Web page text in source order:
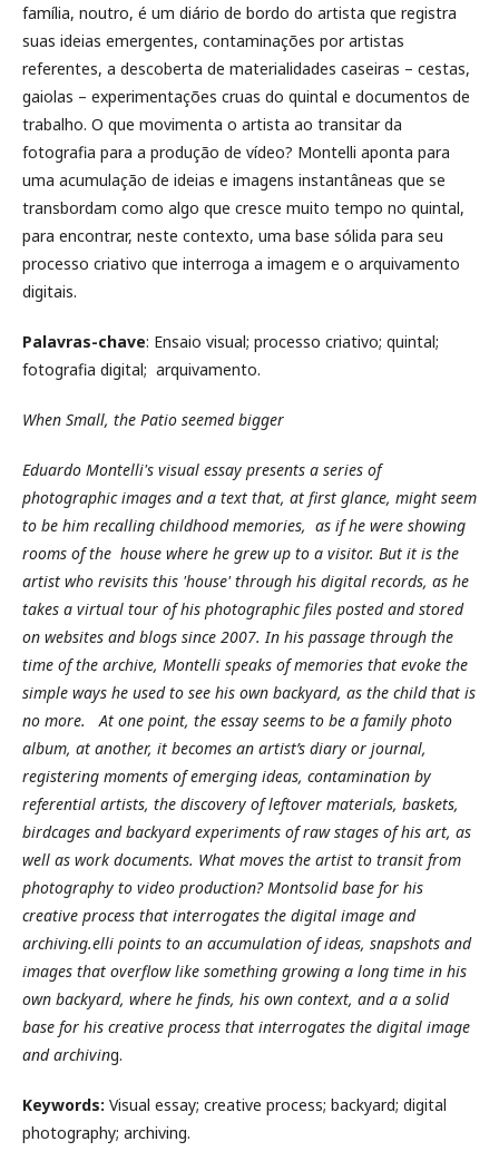
família, noutro, é um diário de bordo do artista que registra
suas ideias emergentes, contaminações por artistas
referentes, a descoberta de materialidades caseiras – cestas,
gaiolas – experimentações cruas do quintal e documentos de
trabalho. O que movimenta o artista ao transitar da
fotografia para a produção de vídeo? Montelli aponta para
uma acumulação de ideias e imagens instantâneas que se
transbordam como algo que cresce muito tempo no quintal,
para encontrar, neste contexto, uma base sólida para seu
processo criativo que interroga a imagem e o arquivamento
digitais.
Palavras-chave: Ensaio visual; processo criativo; quintal;
fotografia digital; arquivamento.
When Small, the Patio seemed bigger
Eduardo Montelli's visual essay presents a series of
photographic images and a text that, at first glance, might seem
to be him recalling childhood memories, as if he were showing
rooms of the house where he grew up to a visitor. But it is the
artist who revisits this 'house' through his digital records, as he
takes a virtual tour of his photographic files posted and stored
on websites and blogs since 2007. In his passage through the
time of the archive, Montelli speaks of memories that evoke the
simple ways he used to see his own backyard, as the child that is
no more. At one point, the essay seems to be a family photo
album, at another, it becomes an artist’s diary or journal,
registering moments of emerging ideas, contamination by
referential artists, the discovery of leftover materials, baskets,
birdcages and backyard experiments of raw stages of his art, as
well as work documents. What moves the artist to transit from
photography to video production? Montsolid base for his
creative process that interrogates the digital image and
archiving.elli points to an accumulation of ideas, snapshots and
images that overflow like something growing a long time in his
own backyard, where he finds, his own context, and a a solid
base for his creative process that interrogates the digital image
and archiving.
Keywords: Visual essay; creative process; backyard; digital
photography; archiving.